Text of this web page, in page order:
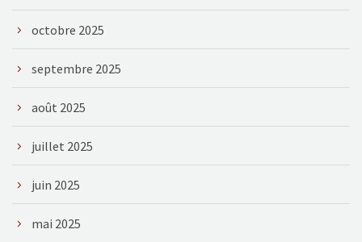
octobre 2025
septembre 2025
août 2025
juillet 2025
juin 2025
mai 2025